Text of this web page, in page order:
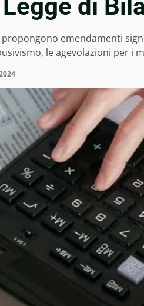
di
emendamenti
le agevolazioni per i